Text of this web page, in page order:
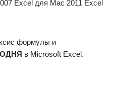
Excel для Mac 2011 Excel
формулы и
в Microsoft Excel.